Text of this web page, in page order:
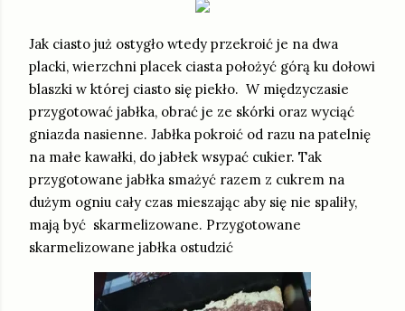
Jak ciasto już ostygło wtedy przekroić je na dwa
placki, wierzchni placek ciasta położyć górą ku dołowi
blaszki w której ciasto się piekło. W międzyczasie
przygotować jabłka, obrać je ze skórki oraz wyciąć
gniazda nasienne. Jabłka pokroić od razu na patelnię
na małe kawałki, do jabłek wsypać cukier. Tak
przygotowane jabłka smażyć razem z cukrem na
dużym ogniu cały czas mieszając aby się nie spaliły,
mają być skarmelizowane. Przygotowane
skarmelizowane jabłka ostudzić